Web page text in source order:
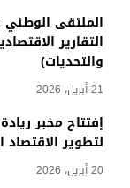
الملتقى الوطني
التقارير
والتحديات)
21 أبريل، 2026
إفتتاح مخبر
لتطوير الاقتصاد
20 أبريل، 2026